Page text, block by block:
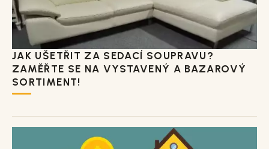
JAK UŠETŘIT ZA SEDACÍ SOUPRAVU?
ZAMĚŘTE SE NA VYSTAVENÝ A BAZAROVÝ
SORTIMENT!